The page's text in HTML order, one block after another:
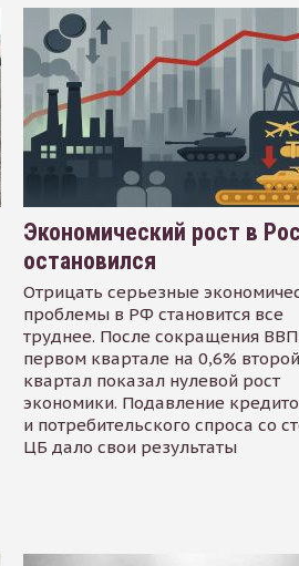
Экономический рост в
остановился
Отрицать серьезные
проблемы в РФ становится все
труднее. После сокращения
первом квартале на 0,6% второй
квартал показал нулевой рост
экономики. Подавление
и потребительского спроса со
ЦБ дало свои результаты